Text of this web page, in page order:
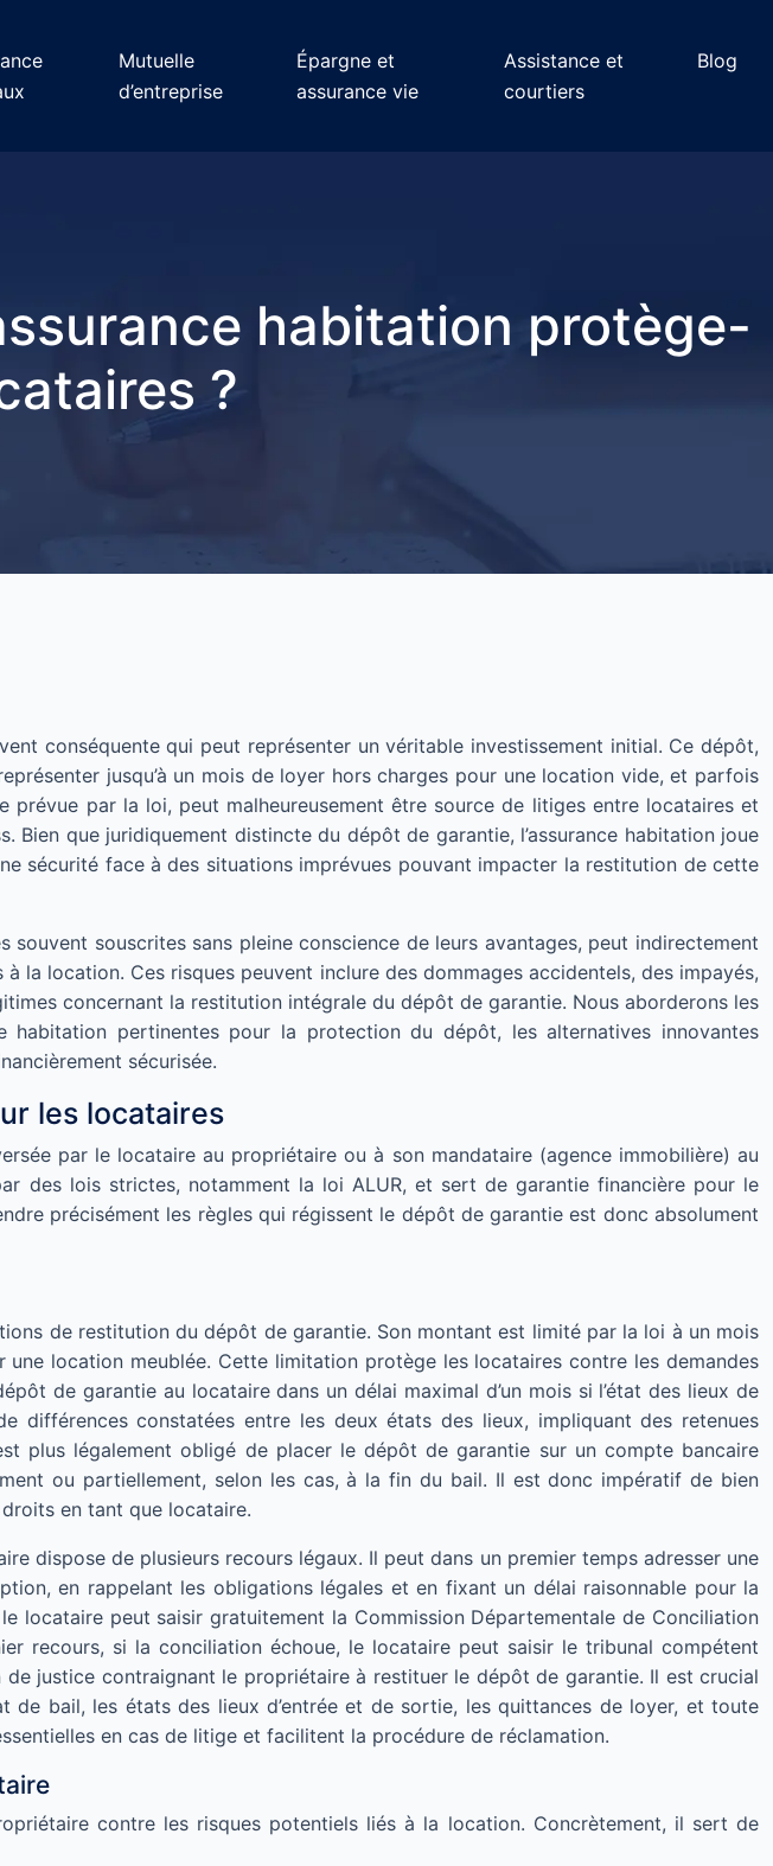
Mutuelle
d’entreprise
Épargne et
assurance vie
Assistance et
courtiers
Blog
habitation protège-
?
conséquente qui peut représenter un véritable investissement initial. Ce dépôt,
jusqu’à un mois de loyer hors charges pour une location vide, et parfois
par la loi, peut malheureusement être source de litiges entre locataires et
que juridiquement distincte du dépôt de garantie, l’assurance habitation joue
sécurité face à des situations imprévues pouvant impacter la restitution de cette
souscrites sans pleine conscience de leurs avantages, peut indirectement
la location. Ces risques peuvent inclure des dommages accidentels, des impayés,
concernant la restitution intégrale du dépôt de garantie. Nous aborderons les
habitation pertinentes pour la protection du dépôt, les alternatives innovantes
sécurisée.
les locataires
par le locataire au propriétaire ou à son mandataire (agence immobilière) au
des lois strictes, notamment la loi ALUR, et sert de garantie financière pour le
précisément les règles qui régissent le dépôt de garantie est donc absolument
de restitution du dépôt de garantie. Son montant est limité par la loi à un mois
location meublée. Cette limitation protège les locataires contre les demandes
de garantie au locataire dans un délai maximal d’un mois si l’état des lieux de
différences constatées entre les deux états des lieux, impliquant des retenues
plus légalement obligé de placer le dépôt de garantie sur un compte bancaire
ou partiellement, selon les cas, à la fin du bail. Il est donc impératif de bien
en tant que locataire.
dispose de plusieurs recours légaux. Il peut dans un premier temps adresser une
en rappelant les obligations légales et en fixant un délai raisonnable pour la
locataire peut saisir gratuitement la Commission Départementale de Conciliation
recours, si la conciliation échoue, le locataire peut saisir le tribunal compétent
justice contraignant le propriétaire à restituer le dépôt de garantie. Il est crucial
bail, les états des lieux d’entrée et de sortie, les quittances de loyer, et toute
en cas de litige et facilitent la procédure de réclamation.
contre les risques potentiels liés à la location. Concrètement, il sert de